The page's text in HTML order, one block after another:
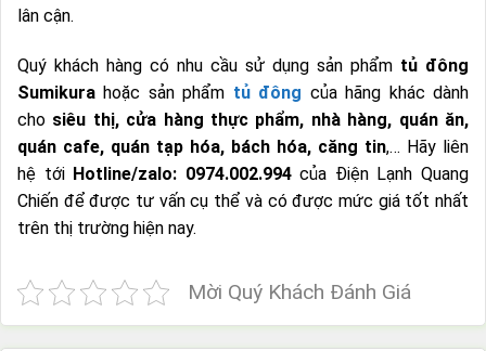
lân cận.
Quý khách hàng có nhu cầu sử dụng sản phẩm tủ đông
Sumikura hoặc sản phẩm tủ đông của hãng khác dành
cho siêu thị, cửa hàng thực phẩm, nhà hàng, quán ăn,
quán cafe, quán tạp hóa, bách hóa, căng tin,… Hãy liên
hệ tới Hotline/zalo: 0974.002.994của Điện Lạnh Quang
Chiến để được tư vấn cụ thể và có được mức giá tốt nhất
trên thị trường hiện nay.
Mời Quý Khách Đánh Giá